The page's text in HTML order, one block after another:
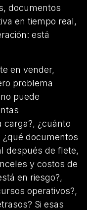
documentos
en tiempo real,
está
en vender,
problema
puede
¿cuánto
documentos
después de flete,
y costos de
en riesgo?,
operativos?,
Si esas